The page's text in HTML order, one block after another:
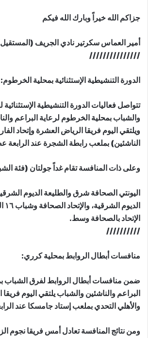
جزاكم الله خيراً وبارك الله فيكم
أمير العماس سكرتير نادي الجريف
///////////////
الدورة التنشيطية الإستثنائية بمحلية الخرطوم:
تتواصل فعاليات الدورة التنشيطية الإستثنائية
والشباب بمحلية الخرطوم لرعاية البراعم
ويلتقي اليوم فريقا الرياض العشرة وإتحاد
الناشئين) بملعب رابطة الشجرة عند الرابعة
وعلى ذات المنافسة تقام غداً جولتان (فئة
اليونتي الصحافة شرق والطليعة الديوم
الإتحاد بالصحافة وسط.
//////////
منافسات أبطال الروابط بمحلية كرري:
ضمن منافسات أبطال الروابط لفرق الشباب
البراعم والناشئين والشباب يلتقي اليوم
والأهلي التحدي بملعب إستاد جامسكا عند
ومن نتائج المنافسة تعادل أمس فريقا نجوم